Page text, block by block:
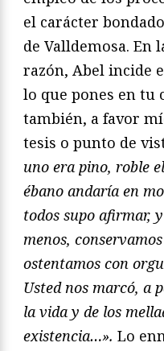
el carácter
de Valldemosa. En
razón, Abel incide
lo que pones en tu
también, a favor
tesis o punto de
uno era pino, roble
ébano andaría en
todos supo afirmar,
menos,
ostentamos con
Usted nos marcó, a
la vida y de los
existencia…». Lo